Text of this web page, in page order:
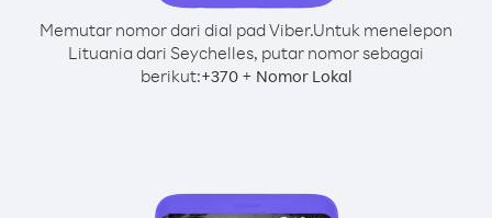
Memutar nomor dari dial pad Viber.Untuk menelepon
Lituania dari Seychelles, putar nomor sebagai
berikut:+370+ Nomor Lokal